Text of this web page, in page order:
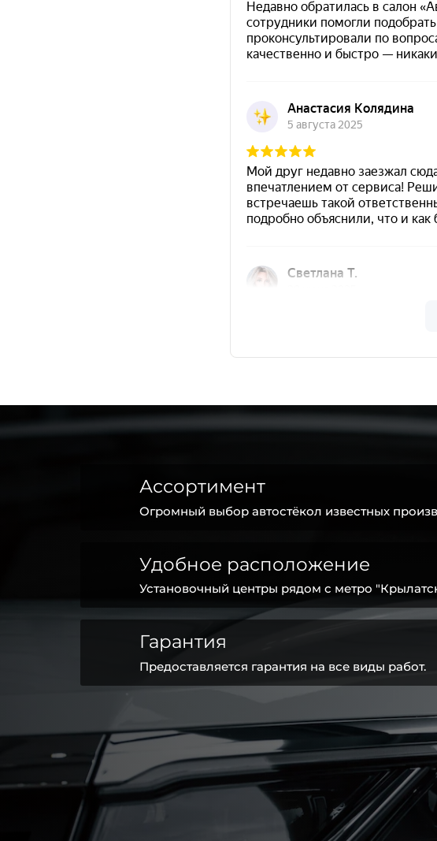
Ассортимент
Огромный выбор автостёкол известных
Удобное расположение
Установочный центры рядом с метро
Гарантия
Предоставляется гарантия на все виды работ.